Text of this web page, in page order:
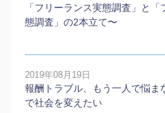
「フリーランス実態調査」と
態調査」の2本⽴て〜
2019年08月19日
報酬トラブル、もう一人で悩ま
で社会を変えたい